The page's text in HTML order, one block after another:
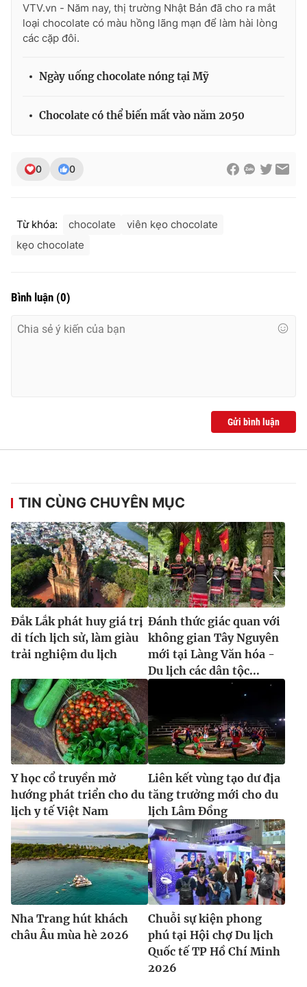
Cơ quan chủ quản:
cấp ngày 29/12/2023
Tổng Biên tập:Vũ Thanh Thủy
Tổng đài VTV:
Email: toasoan@vtv.vn
® Cấm sao chép dưới mọi hình thức nếu không có sự chấp
thuận bằng văn bản. Ghi rõ nguồn VTV.vn khi phát hành lại
thông tin từ website này.
VTV.vn - Năm nay, thị trường Nhật Bản đã cho ra mắt
loại chocolate có màu hồng lãng mạn để làm hài lòng
các cặp đôi.
Ngày uống chocolate nóng tại Mỹ
Chocolate có thể biến mất vào năm 2050
0 0
Từ khóa: chocolate
viên kẹo chocolate
kẹo chocolate
Bình luận (0)
Gửi bình luận
TIN CÙNG CHUYÊN MỤC
Đắk Lắk phát huy giá trị
di tích lịch sử, làm giàu
trải nghiệm du lịch
Đánh thức giác quan với
không gian Tây Nguyên
mới tại Làng Văn hóa -
Du lịch các dân tộc...
Y học cổ truyền mở
hướng phát triển cho du
lịch y tế Việt Nam
Liên kết vùng tạo dư địa
tăng trưởng mới cho du
lịch Lâm Đồng
Nha Trang hút khách
châu Âu mùa hè 2026
Chuỗi sự kiện phong
phú tại Hội chợ Du lịch
Quốc tế TP Hồ Chí Minh
2026